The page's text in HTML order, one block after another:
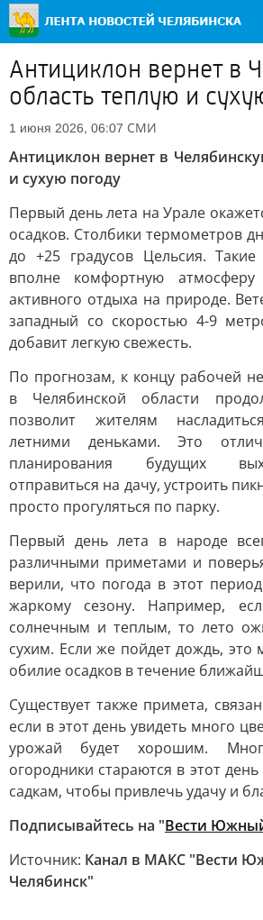
Антициклон вернет в
область теплую и
1 июня 2026, 06:07 СМИ
Антициклон вернет в
и сухую погоду
Первый день лета на Урале
осадков. Столбики термометров
до +25 градусов Цельсия. Такие
вполне комфортную
активного отдыха на природе.
западный со скоростью 4-9
добавит легкую свежесть.
По прогнозам, к концу рабочей
в Челябинской области
позволит жителям
летними деньками. Это
планирования будущих
отправиться на дачу, устроить
просто прогуляться по парку.
Первый день лета в народе
различными приметами и
верили, что погода в этот
жаркому сезону. Например,
солнечным и теплым, то лето
сухим. Если же пойдет дождь, это
обилие осадков в течение
Существует также примета,
если в этот день увидеть много
урожай будет хорошим.
огородники стараются в этот
садкам, чтобы привлечь удачу и
Подписывайтесь на "Вести
Источник: Канал в МАКС "Вести
Челябинск"